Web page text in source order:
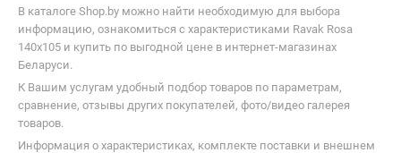
В каталоге Shop.by можно найти необходимую для выбора
информацию, ознакомиться с характеристиками Ravak Rosa
140x105 и купить по выгодной цене в интернет-магазинах
Беларуси.
К Вашим услугам удобный подбор товаров по параметрам,
сравнение, отзывы других покупателей, фото/видео галерея
товаров.
Информация о характеристиках, комплекте поставки и внешнем